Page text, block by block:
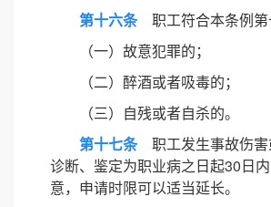
第十六条职工符合本条例第
（一）故意犯罪的；
（二）醉酒或者吸毒的；
（三）自残或者自杀的。
第十七条职工发生事故伤害
诊断、鉴定为职业病之日起30日
意，申请时限可以适当延长。